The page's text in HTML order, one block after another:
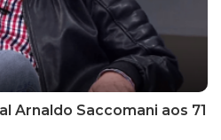
Arnaldo Saccomani aos 71